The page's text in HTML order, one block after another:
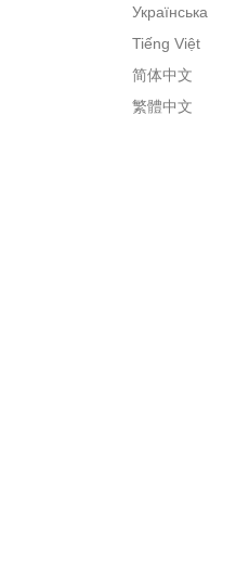
Українська
Tiếng Việt
简体中文
繁體中文